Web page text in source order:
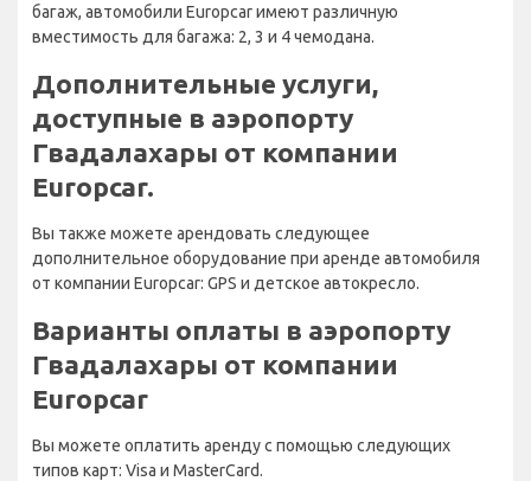
багаж, автомобили Europcar имеют различную
вместимость для багажа: 2, 3 и 4 чемодана.
Дополнительные услуги,
доступные в аэропорту
Гвадалахары от компании
Europcar.
Вы также можете арендовать следующее
дополнительное оборудование при аренде автомобиля
от компании Europcar: GPS и детское автокресло.
Варианты оплаты в аэропорту
Гвадалахары от компании
Europcar
Вы можете оплатить аренду с помощью следующих
типов карт: Visa и MasterCard.